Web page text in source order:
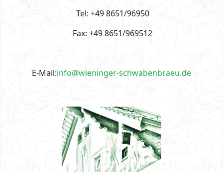
Tel: +49 8651/96950
Fax: +49 8651/969512
E-Mail:info@wieninger-schwabenbraeu.de